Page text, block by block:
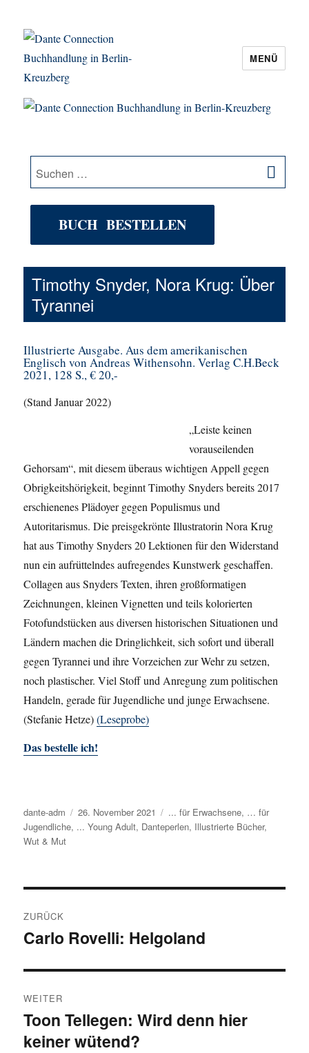
Dante Connection Buchhandlung in
MENÜ
Suche
nach:
BUCH BESTELLEN
Timothy Snyder, Nora Krug: Über
Tyrannei
Illustrierte Ausgabe. Aus dem amerikanischen
Englisch von Andreas Withensohn. Verlag C.H.Beck
2021, 128 S., € 20,-
(Stand Januar 2022)
„Leiste keinen
vorauseilenden
Gehorsam“, mit diesem überaus wichtigen Appell gegen
Obrigkeitshörigkeit, beginnt Timothy Snyders bereits 2017
erschienenes Plädoyer gegen Populismus und
Autoritarismus. Die preisgekrönte Illustratorin Nora Krug
hat aus Timothy Snyders 20 Lektionen für den Widerstand
nun ein aufrüttelndes aufregendes Kunstwerk geschaffen.
Collagen aus Snyders Texten, ihren großformatigen
Zeichnungen, kleinen Vignetten und teils kolorierten
Fotofundstücken aus diversen historischen Situationen und
Ländern machen die Dringlichkeit, sich sofort und überall
gegen Tyrannei und ihre Vorzeichen zur Wehr zu setzen,
noch plastischer. Viel Stoff und Anregung zum politischen
Handeln, gerade für Jugendliche und junge Erwachsene.
(Stefanie Hetze)(Leseprobe)
Das bestelle ich!
Autor
dante-adm
Veröffentlicht
am
26. November 2021 Kategorien
... für Erwachsene, … für
Jugendliche, ... Young Adult, Danteperlen, Illustrierte Bücher,
Wut & Mut
ZURÜCK
Vorheriger
Carlo Rovelli: Helgoland
WEITER
Nächster
Beitrag:
Toon Tellegen: Wird denn hier
keiner wütend?